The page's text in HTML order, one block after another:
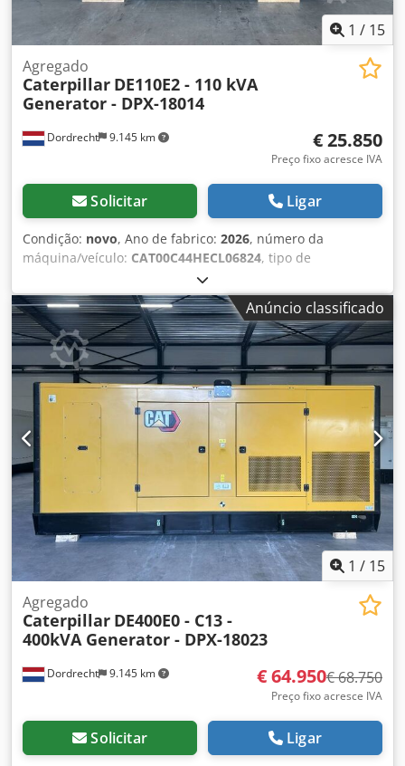
1 / 15
Dordrecht 9.145 km
Agregado
Caterpillar DE110E2 - 110 kVA
Generator - DPX-18014
€ 25.850
Preço fixo acresce IVA
Solicitar Ligar
Condição: novo, Ano de fabrico: 2026, número da
máquina/veículo: CAT00C44HECL06824, tipo de
, fabricante de motores:
C4.4, Finalidade de uso: Construção civil Peso vazio: 1.547
kg Potência do gerador: 110 kVA Dimensões do
compartimento de carga: 277 x 113 x 153 cm Certificação
CE: sim Volume do tanque de água: 250 l Entre em contato
com a equipe DPX para mais informações. Dcodpfx Anoy S
N N Eowek = Outras opções e acessórios = - Bateria - Painel
de controle - Teto de aço - Caminhão cisterna
Anúncio classificado
1 / 15
Dordrecht 9.145 km
Agregado
Caterpillar DE400E0 - C13 -
400kVA Generator - DPX-18023
€ 64.950€ 68.750
Preço fixo acresce IVA
Solicitar Ligar